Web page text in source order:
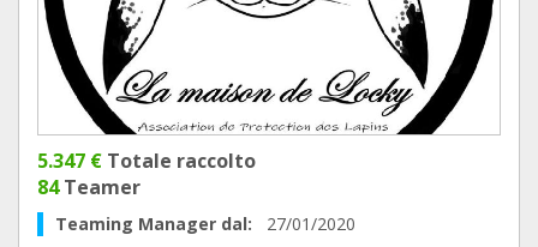
5.347 € Totale raccolto
84Teamer
Teaming Manager dal: 27/01/2020